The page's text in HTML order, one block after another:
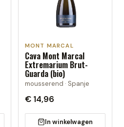
MONT MARCAL
Cava Mont Marcal
Extremarium Brut-
Guarda (bio)
mousserend · Spanje
€ 14,96
In winkelwagen